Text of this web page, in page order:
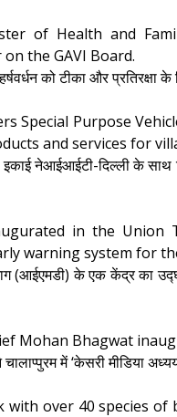
of Health and
the GAVI Board.
को टीका और
Special Purpose
and services for
नेआईआईटी-दिल्ली के
in the
warning system for
(आईएमडी) के एक केंद्र का
Mohan Bhagwat
में ‘केसरी मीडिया
over 40 species of